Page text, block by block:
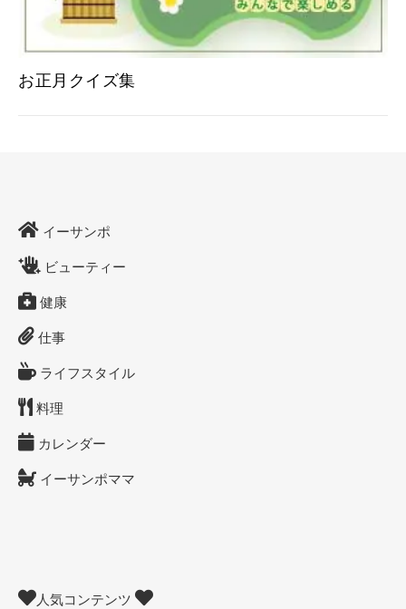
お正月クイズ集
イーサンポ
ビューティー
健康
仕事
ライフスタイル
料理
カレンダー
イーサンポママ
人気コンテンツ